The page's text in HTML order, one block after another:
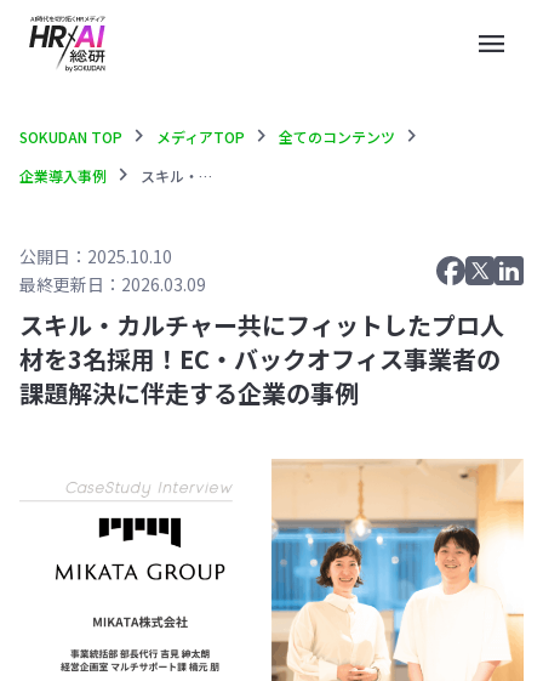
menu
SOKUDAN TOP chevron_right メディアTOP chevron_right 全てのコンテンツ chevron_right
企業導入事例 chevron_right スキル・カルチャー共にフィットしたプロ人材を3名採用！EC・バックオフィス事業者の課題解決に伴走する企業の事例
公開日：2025.10.10
最終更新日：2026.03.09
スキル・カルチャー共にフィットしたプロ人
材を3名採用！EC・バックオフィス事業者の
課題解決に伴走する企業の事例